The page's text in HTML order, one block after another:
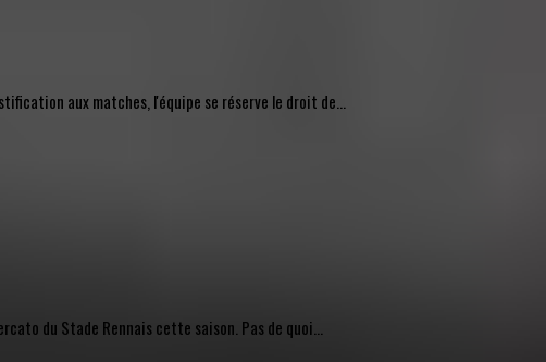
aux matches, l'équipe se réserve le droit de...
du Stade Rennais cette saison. Pas de quoi...